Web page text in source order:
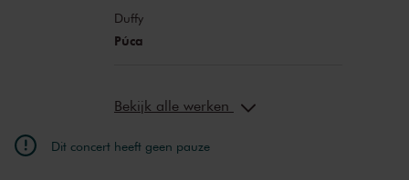
Duffy
Púca
Bekijk alle werken
Dit concert heeft geen pauze